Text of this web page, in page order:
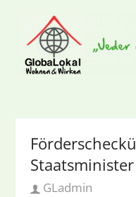
GLadmin